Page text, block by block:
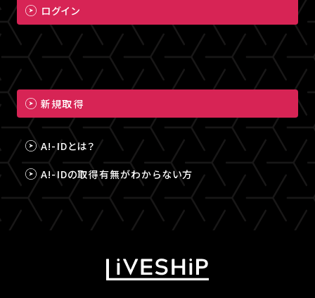
ログイン
新規取得
A!-IDとは？
A!-IDの取得有無がわからない方